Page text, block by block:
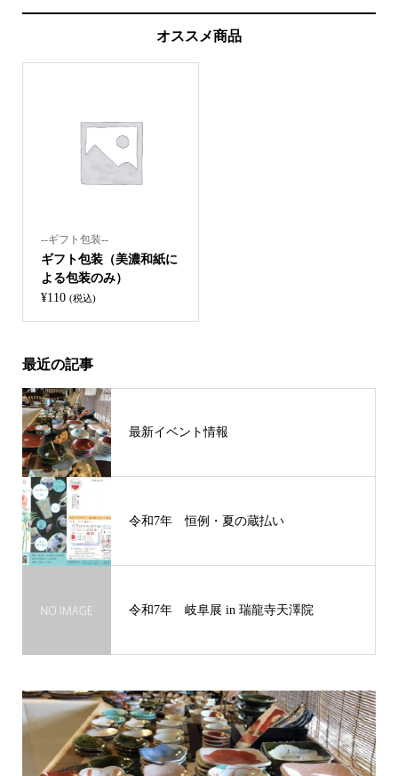
オススメ商品
--ギフト包装--
ギフト包装（美濃和紙に
よる包装のみ）
¥110 (税込)
最近の記事
最新イベント情報
令和7年 恒例・夏の蔵払い
令和7年 岐阜展 in 瑞龍寺天澤院